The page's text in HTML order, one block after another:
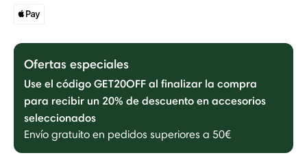
Ofertas especiales
Use el código GET20OFF al finalizar la compra
para recibir un 20% de descuento en accesorios
seleccionados
Envío gratuito en pedidos superiores a 50€